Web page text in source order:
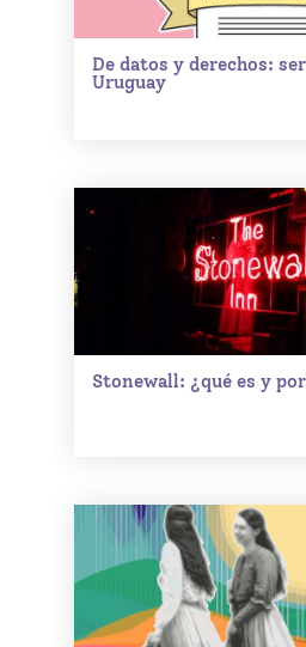
De datos y derechos:
Uruguay
Stonewall: ¿qué es y